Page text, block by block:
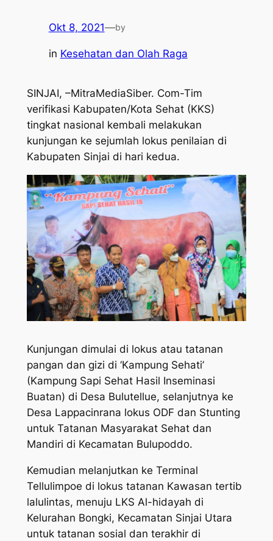
Okt 8, 2021—by
in Kesehatan dan Olah Raga
SINJAI, –MitraMediaSiber. Com-Tim
verifikasi Kabupaten/Kota Sehat (KKS)
tingkat nasional kembali melakukan
kunjungan ke sejumlah lokus penilaian di
Kabupaten Sinjai di hari kedua.
Kunjungan dimulai di lokus atau tatanan
pangan dan gizi di ‘Kampung Sehati’
(Kampung Sapi Sehat Hasil Inseminasi
Buatan) di Desa Bulutellue, selanjutnya ke
Desa Lappacinrana lokus ODF dan Stunting
untuk Tatanan Masyarakat Sehat dan
Mandiri di Kecamatan Bulupoddo.
Kemudian melanjutkan ke Terminal
Tellulimpoe di lokus tatanan Kawasan tertib
lalulintas, menuju LKS Al-hidayah di
Kelurahan Bongki, Kecamatan Sinjai Utara
untuk tatanan sosial dan terakhir di